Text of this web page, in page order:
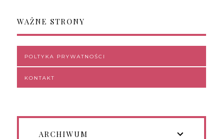
WAŻNE STRONY
POLTYKA PRYWATNOŚCI
KONTAKT
ARCHIWUM